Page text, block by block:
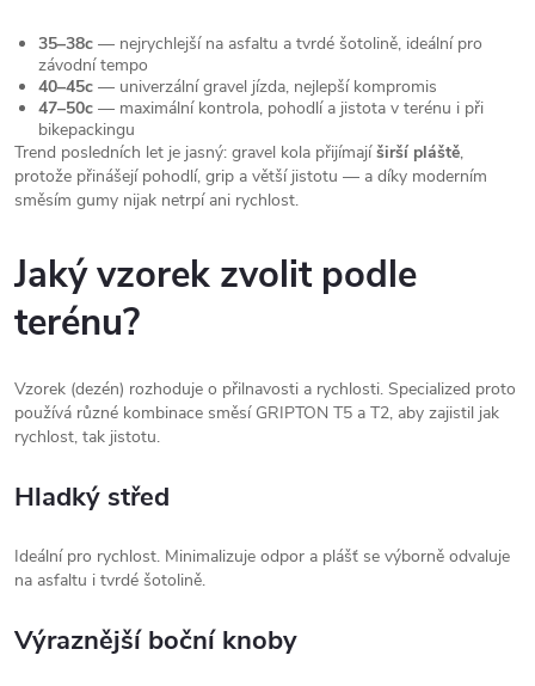
35–38c — nejrychlejší na asfaltu a tvrdé šotolině, ideální pro
závodní tempo
40–45c — univerzální gravel jízda, nejlepší kompromis
47–50c — maximální kontrola, pohodlí a jistota v terénu i při
bikepackingu
Trend posledních let je jasný: gravel kola přijímajíširší pláště,
protože přinášejí pohodlí, grip a větší jistotu — a díky moderním
směsím gumy nijak netrpí ani rychlost.
Jaký vzorek zvolit podle
terénu?
Vzorek (dezén) rozhoduje o přilnavosti a rychlosti. Specialized proto
používá různé kombinace směsí GRIPTON T5 a T2, aby zajistil jak
rychlost, tak jistotu.
Hladký střed
Ideální pro rychlost. Minimalizuje odpor a plášť se výborně odvaluje
na asfaltu i tvrdé šotolině.
Výraznější boční knoby